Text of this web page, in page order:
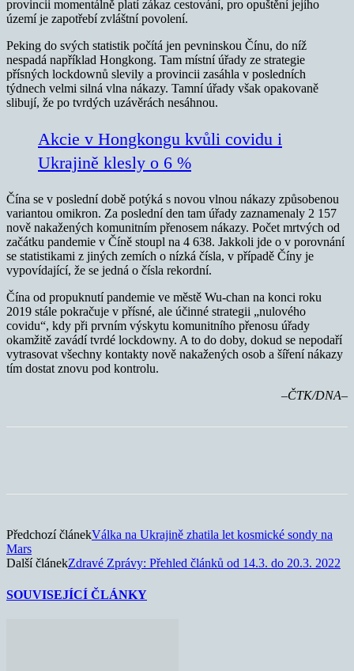
provincii momentálně platí zákaz cestování, pro opuštění jejího
území je zapotřebí zvláštní povolení.
Peking do svých statistik počítá jen pevninskou Čínu, do níž
nespadá například Hongkong. Tam místní úřady ze strategie
přísných lockdownů slevily a provincii zasáhla v posledních
týdnech velmi silná vlna nákazy. Tamní úřady však opakovaně
slibují, že po tvrdých uzávěrách nesáhnou.
Akcie v Hongkongu kvůli covidu i
Ukrajině klesly o 6 %
Čína se v poslední době potýká s novou vlnou nákazy způsobenou
variantou omikron. Za poslední den tam úřady zaznamenaly 2 157
nově nakažených komunitním přenosem nákazy. Počet mrtvých od
začátku pandemie v Číně stoupl na 4 638. Jakkoli jde o v porovnání
se statistikami z jiných zemích o nízká čísla, v případě Číny je
vypovídající, že se jedná o čísla rekordní.
Čína od propuknutí pandemie ve městě Wu-chan na konci roku
2019 stále pokračuje v přísné, ale účinné strategii „nulového
covidu“, kdy při prvním výskytu komunitního přenosu úřady
okamžitě zavádí tvrdé lockdowny. A to do doby, dokud se nepodaří
vytrasovat všechny kontakty nově nakažených osob a šíření nákazy
tím dostat znovu pod kontrolu.
–ČTK/DNA–
Předchozí článekVálka na Ukrajině zhatila let kosmické sondy na
Mars
Další článekZdravé Zprávy: Přehled článků od 14.3. do 20.3. 2022
SOUVISEJÍCÍ ČLÁNKY